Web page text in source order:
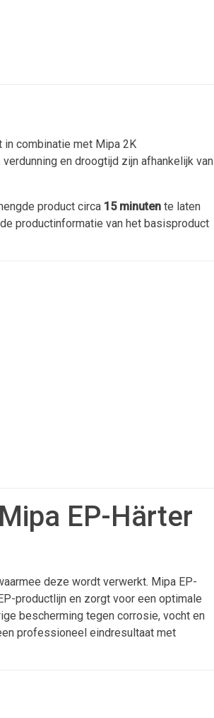
in combinatie met Mipa 2K
en droogtijd zijn afhankelijk van
product circa 15 minuten te laten
productinformatie van het basisproduct
EP-Härter
deze wordt verwerkt. Mipa EP-
productlijn en zorgt voor een optimale
bescherming tegen corrosie, vocht en
professioneel eindresultaat met